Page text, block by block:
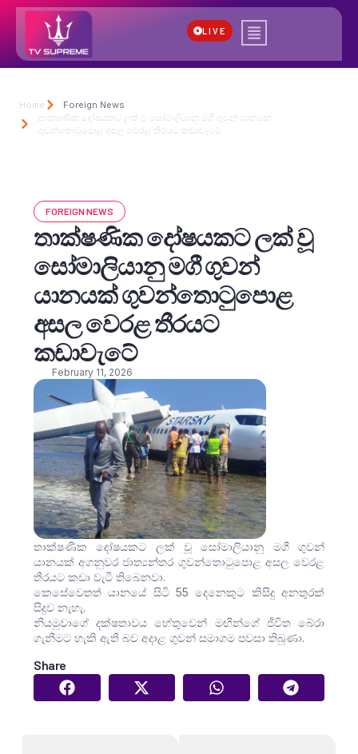
LIVE
Home
Foreign News
තාක්ෂණික දෝෂයකට ලක් වූ සෝමාලියානු මගී ගුවන් යානයක්
ගුවන්තොටුපොළ අසල වෙරළ තීරයට කඩාවැටේ
FOREIGN NEWS
තාක්ෂණික දෝෂයකට ලක් වූ
සෝමාලියානු මගී ගුවන්
යානයක් ගුවන්තොටුපොළ
අසල වෙරළ තීරයට
කඩාවැටේ
February 11, 2026
තාක්ෂණික දෝෂයකට ලක් වූ සෝමාලියානු මගී ගුවන්
යානයක් අගනුවර ජාත්‍යන්තර ගුවන්තොටුපොළ අසල වෙරළ
තීරයට කඩා වැටී තිබෙනවා.
කෙසේවෙතත් යානයේ සිටි 55 දෙනෙකුට කිසිදු අනතුරක්
සිදුව නැහැ.
නියමුවාගේ දක්ෂතාවය හේතුවෙන් මඟීන්ගේ ජීවිත බේරා
ගැනීමට හැකි ඇති බව අදාළ ගුවන් සමාගම පවසා තිබුණා.
Share